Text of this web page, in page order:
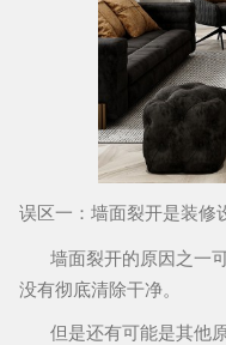
误区一 ：墙面裂开是装修
墙面裂开的原因之一
没有彻底清除干净。
但是还有可能是其他